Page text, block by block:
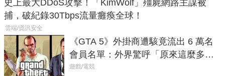
史上最大DDoS攻擊！「KimWolf」殭屍網路主謀被
捕，破紀錄30Tbps流量癱瘓全球！
雲端/資訊安全
《GTA 5》外掛商遭駭竟流出 6 萬名
會員名單：外界驚呼「原來這麼多人
在開掛！」
遊戲/電競